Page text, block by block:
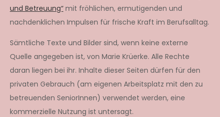
und Betreuung“ mit fröhlichen, ermutigenden und
nachdenklichen Impulsen für frische Kraft im Berufsalltag.
Sämtliche Texte und Bilder sind, wenn keine externe
Quelle angegeben ist, von Marie Krüerke. Alle Rechte
daran liegen bei ihr. Inhalte dieser Seiten dürfen für den
privaten Gebrauch (am eigenen Arbeitsplatz mit den zu
betreuenden SeniorInnen) verwendet werden, eine
kommerzielle Nutzung ist untersagt.